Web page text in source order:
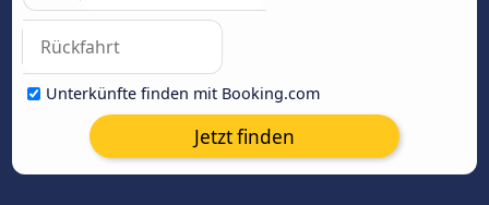
Unterkünfte finden mit Booking.com
Jetzt finden